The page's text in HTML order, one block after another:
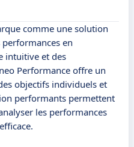
comme une solution
en
intuitive et des
Performance offre un
objectifs individuels et
performants permettent
les performances